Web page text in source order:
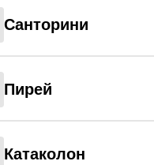
Санторини
Пирей
Катаколон